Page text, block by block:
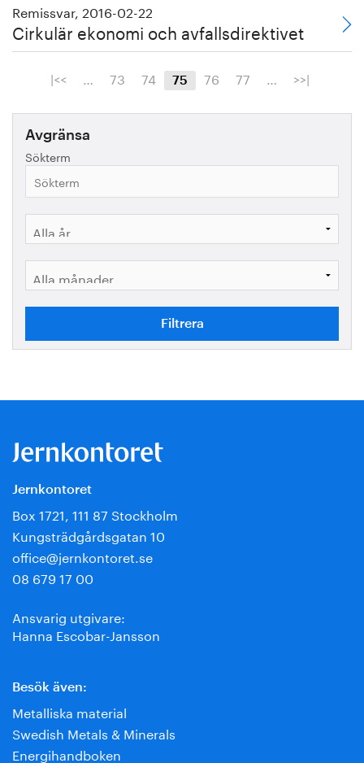
Remissvar, 2016-02-22
Cirkulär ekonomi och avfallsdirektivet
|<< … 73 74 75 76 77 … >>|
Avgränsa
Sökterm
Jernkontoret
Box 1721, 111 87 Stockholm
Kungsträdgårdsgatan 10
office@jernkontoret.se
08 679 17 00
Ansvarig utgivare:
Hanna Escobar-Jansson
Besök även:
Metalliska material
Swedish Metals & Minerals
Energihandboken